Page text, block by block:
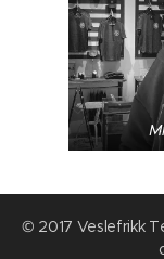
© 2017 Veslefrikk